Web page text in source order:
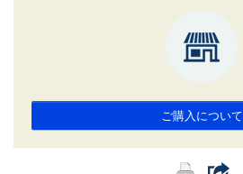
ご購入について